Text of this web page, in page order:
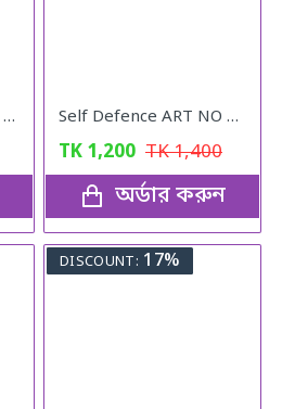
Universal Shockproof Foot Pads (4pcs) Self Defence ART NO 801
TK 1,200 TK1,400
অর্ডার করুন
DISCOUNT: 17%